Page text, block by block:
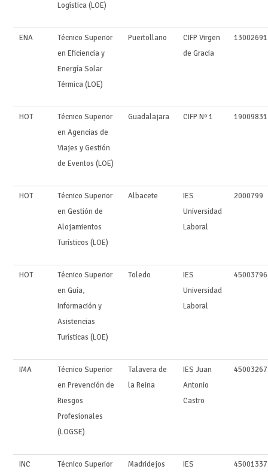
Logística (LOE)
ENA
Técnico Superior
en Eficiencia y
Energía Solar
Térmica (LOE)
Puertollano
CIFP Virgen
de Gracia
13002691
HOT
Técnico Superior
en Agencias de
Viajes y Gestión
de Eventos (LOE)
Guadalajara CIFP Nº 1 19009831
HOT
Técnico Superior
en Gestión de
Alojamientos
Turísticos (LOE)
Albacete
IES
Universidad
Laboral
2000799
HOT
Técnico Superior
en Guía,
Información y
Asistencias
Turísticas (LOE)
Toledo
IES
Universidad
Laboral
45003796
IMA
Técnico Superior
en Prevención de
Riesgos
Profesionales
(LOGSE)
Talavera de
la Reina
IES Juan
Antonio
Castro
45003267
INC Técnico Superior Madridejos IES 45001337